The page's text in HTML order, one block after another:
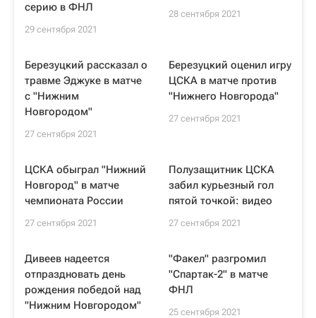
серию в ФНЛ
29 сентября 2021
28 сентября 2021
Березуцкий рассказал о
травме Эджуке в матче
с "Нижним
Новгородом"
27 сентября 2021
Березуцкий оценил игру
ЦСКА в матче против
"Нижнего Новгорода"
27 сентября 2021
ЦСКА обыграл "Нижний
Новгород" в матче
чемпионата России
27 сентября 2021
Полузащитник ЦСКА
забил курьезный гол
пятой точкой: видео
27 сентября 2021
Дивеев надеется
отпраздновать день
рождения победой над
"Нижним Новгородом"
"Факел" разгромил
"Спартак-2" в матче
ФНЛ
25 сентября 2021